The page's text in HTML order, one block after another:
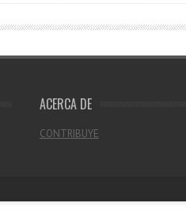
ACERCA DE
CONTRIBUYE